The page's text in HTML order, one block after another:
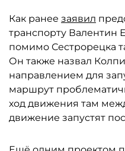
Как ранее заявил
транспорту Валентин
помимо Сестрорецка
Он также назвал
направлением для
маршрут
ход движения там
движение запустят